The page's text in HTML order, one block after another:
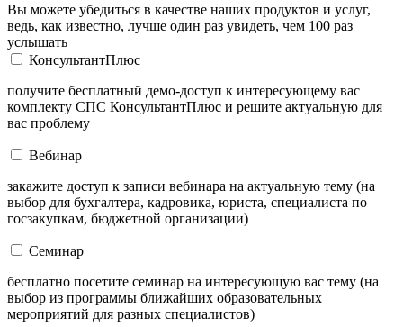
Вы можете убедиться в качестве наших продуктов и услуг,
ведь, как известно, лучше один раз увидеть, чем 100 раз
услышать
КонсультантПлюс
получите бесплатный демо-доступ к интересующему вас
комплекту СПС КонсультантПлюс и решите актуальную для
вас проблему
Вебинар
закажите доступ к записи вебинара на актуальную тему (на
выбор для бухгалтера, кадровика, юриста, специалиста по
госзакупкам, бюджетной организации)
Семинар
бесплатно посетите семинар на интересующую вас тему (на
выбор из программы ближайших образовательных
мероприятий для разных специалистов)